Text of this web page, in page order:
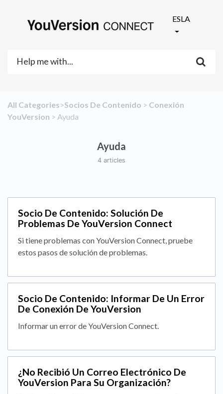
ESLA
All Categories​>​​Socios De Contenido ​ > ​ ​Conexión
YouVersion ​ > ​ ​Ayuda
Ayuda
4 articles
Socio De Contenido: Solución De
Problemas De YouVersion Connect
Si tiene problemas con YouVersion Connect, pruebe
estos pasos de solución de problemas.
Socio De Contenido: Informar De Un Error
De Conexión De YouVersion
Informar un error de YouVersion Connect.
¿No Recibió Un Correo Electrónico De
YouVersion Para Su Organización?